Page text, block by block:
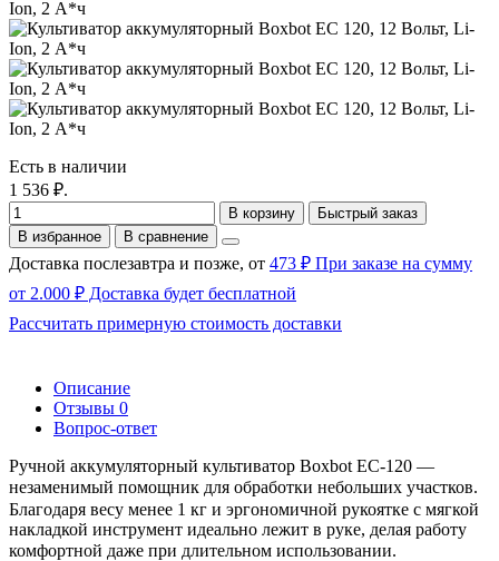
Есть в наличии
1 536 ₽.
В корзину
Быстрый заказ
В избранное
В сравнение
Доставка послезавтра и позже, от 473 ₽ При заказе на сумму
от 2.000 ₽ Доставка будет бесплатной
Рассчитать примерную стоимость доставки
Описание
Отзывы 0
Вопрос-ответ
Ручной аккумуляторный культиватор Boxbot EC-120 —
незаменимый помощник для обработки небольших участков. ㅤ
Благодаря весу менее 1 кг и эргономичной рукоятке с мягкой
накладкой инструмент идеально лежит в руке, делая работу
комфортной даже при длительном использовании. ㅤ